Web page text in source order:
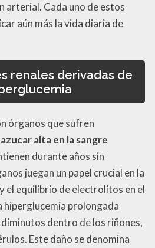
arterial. Cada uno de estos
aún más la vida diaria de
renales derivadas de
órganos que sufren
azucar alta en la sangre
durante años sin
juegan un papel crucial en la
el equilibrio de electrolitos en el
hiperglucemia prolongada
dentro de los riñones,
Este daño se denomina